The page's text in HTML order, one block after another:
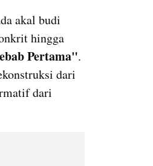
hingga
Pertama".
dari
dari